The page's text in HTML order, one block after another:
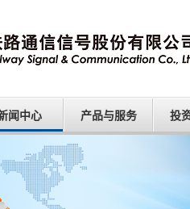
闻中心 产品与服务 投